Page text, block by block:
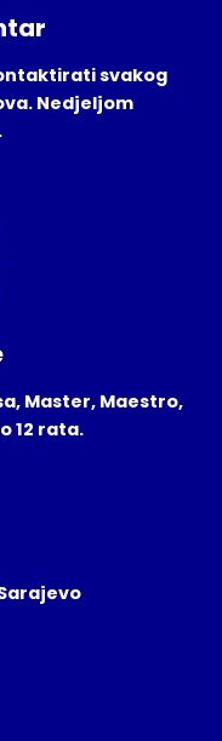
svakog
Nedjeljom
Master, Maestro,
12 rata.